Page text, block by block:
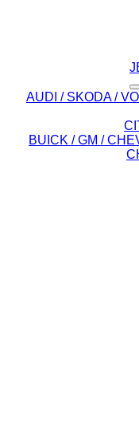
AUDI / SKODA /
BUICK / GM /